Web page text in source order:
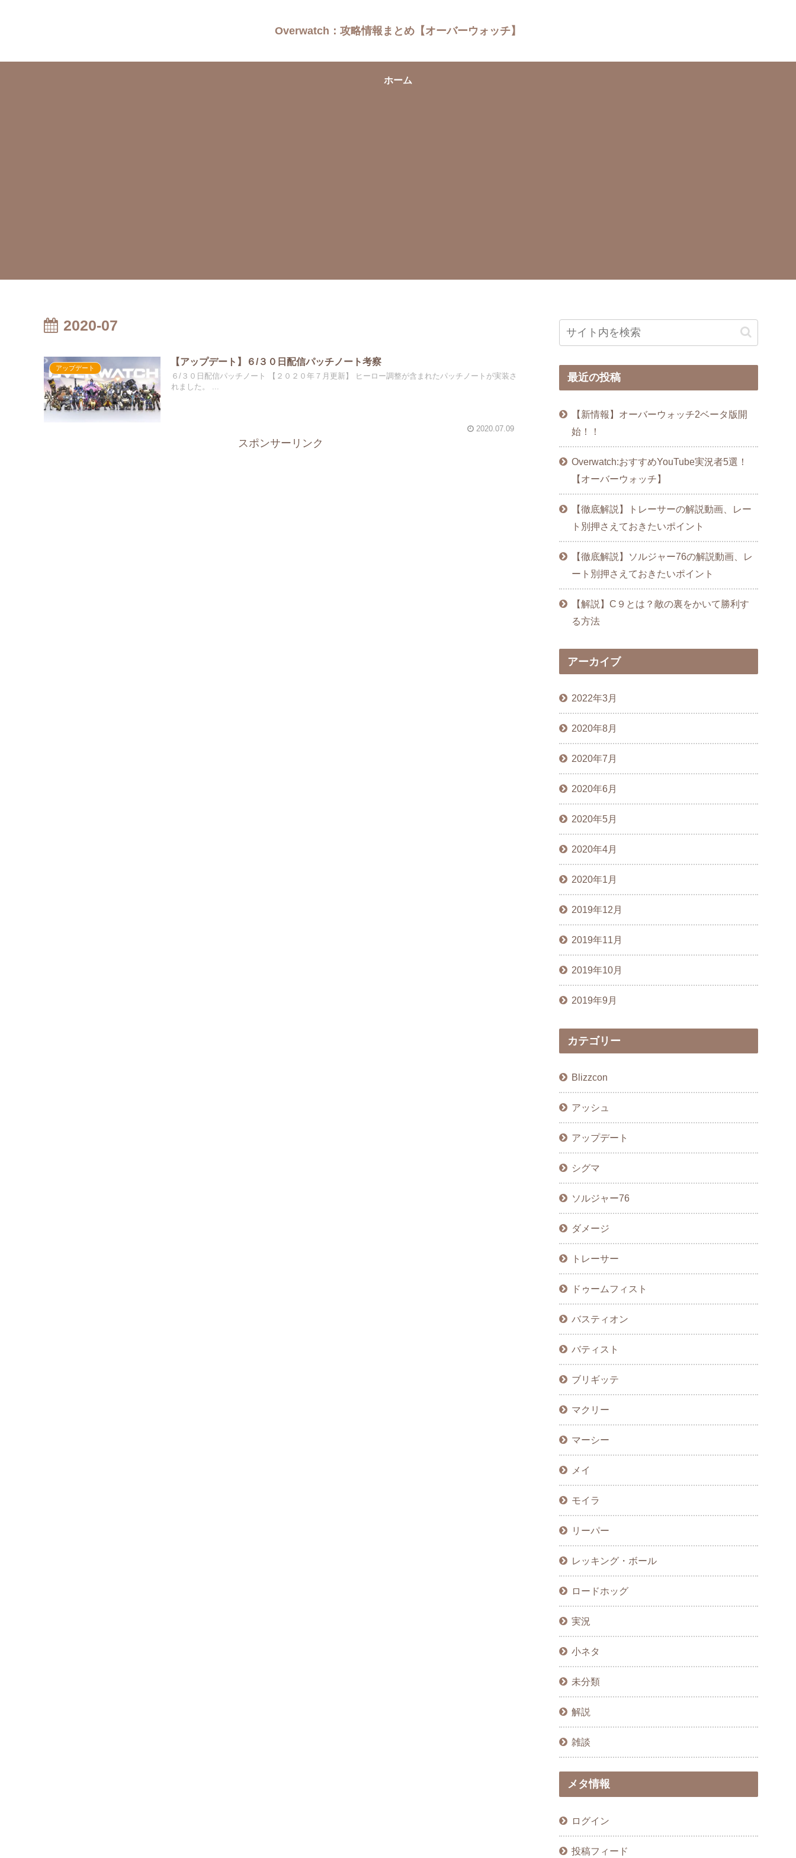
Overwatch：攻略情報まとめ【オーバーウォッチ】
ホーム
2020-07
アップデート
【アップデート】６/３０日配信パッチノート考察
６/３０日配信パッチノート 【２０２０年７月更新】 ヒーロー調整が含まれたパッチノートが実装さ
れました。 ...
2020.07.09
スポンサーリンク
最近の投稿
【新情報】オーバーウォッチ2ベータ版開
始！！
Overwatch:おすすめYouTube実況者5選！
【オーバーウォッチ】
【徹底解説】トレーサーの解説動画、レー
ト別押さえておきたいポイント
【徹底解説】ソルジャー76の解説動画、レ
ート別押さえておきたいポイント
【解説】C９とは？敵の裏をかいて勝利す
る方法
アーカイブ
2022年3月
2020年8月
2020年7月
2020年6月
2020年5月
2020年4月
2020年1月
2019年12月
2019年11月
2019年10月
2019年9月
カテゴリー
Blizzcon
アッシュ
アップデート
シグマ
ソルジャー76
ダメージ
トレーサー
ドゥームフィスト
バスティオン
バティスト
ブリギッテ
マクリー
マーシー
メイ
モイラ
リーパー
レッキング・ボール
ロードホッグ
実況
小ネタ
未分類
解説
雑談
メタ情報
ログイン
投稿フィード